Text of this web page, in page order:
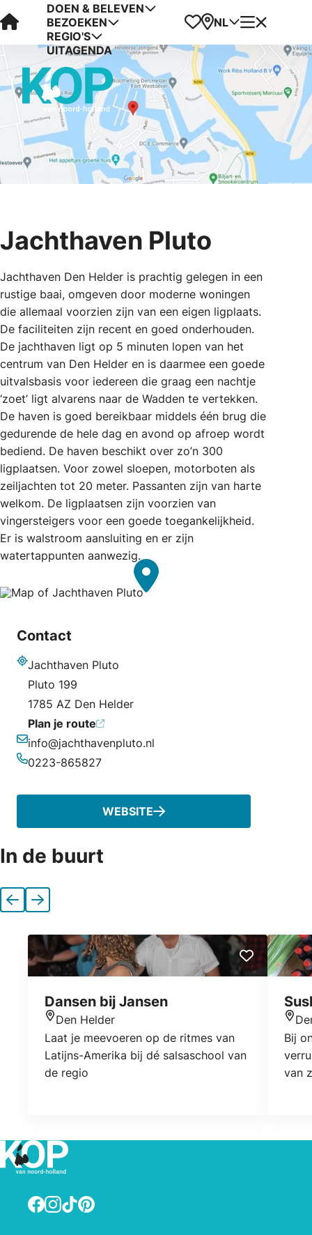
Visit Kop van Holland
DOEN & BELEVEN
BEZOEKEN
REGIO'S
UITAGENDA
Favorieten
Kaart
NL Menu
Jachthaven Pluto
Jachthaven Den Helder is prachtig gelegen in een
rustige baai, omgeven door moderne woningen
die allemaal voorzien zijn van een eigen ligplaats.
De faciliteiten zijn recent en goed onderhouden.
De jachthaven ligt op 5 minuten lopen van het
centrum van Den Helder en is daarmee een goede
uitvalsbasis voor iedereen die graag een nachtje
‘zoet’ ligt alvarens naar de Wadden te vertekken.
De haven is goed bereikbaar middels één brug die
gedurende de hele dag en avond op afroep wordt
bediend. De haven beschikt over zo’n 300
ligplaatsen. Voor zowel sloepen, motorboten als
zeiljachten tot 20 meter. Passanten zijn van harte
welkom. De ligplaatsen zijn voorzien van
vingersteigers voor een goede toegankelijkheid.
Er is walstroom aansluiting en er zijn
watertappunten aanwezig.
Contact
Jachthaven Pluto
Pluto 199
1785 AZ Den Helder
Plan je route
E-mailadres
info@jachthavenpluto.nl
0223-865827
WEBSITE
In de buurt
VorigeVolgende
Dansen bij Jansen
Den Helder
Laat je meevoeren op de ritmes van
Latijns-Amerika bij dé salsaschool van
de regio
Bij
van
we
Facebook
Instagram
TikTokPinterest